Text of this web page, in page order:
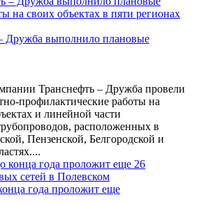
Дружба выполнило плановые
Транснефть – Дружба провели
профилактические работы на
и линейной части
расположенных в
Пензенской, Белгородской и
года проложит еще